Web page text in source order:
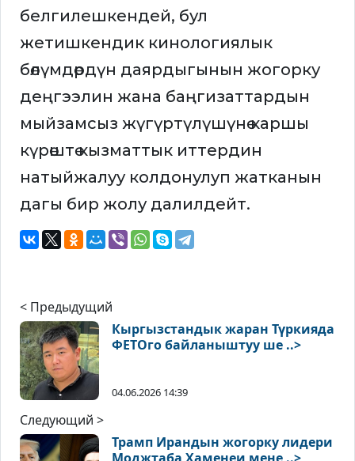
белгилешкендей, бул
жетишкендик кинологиялык
бөлүмдөрдүн даярдыгынын жогорку
деңгээлин жана баңгизаттардын
мыйзамсыз жүгүртүлүшүнө каршы
күрөштө кызматтык иттердин
натыйжалуу колдонулуп жатканын
дагы бир жолу далилдейт.
< Предыдущий
Кыргызстандык жаран Түркияда
ФЕТОго байланыштуу ше ..>
04.06.2026 14:39
Следующий >
Трамп Ирандын жогорку лидери